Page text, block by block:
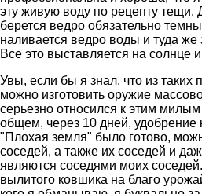
эту живую воду по рецепту тещи.
берется ведро обязательно
наливается ведро воды и туда
Все это выставляется на солнце
Увы, если бы я знал, что из таких
можно изготовить оружие
серьезно относился к этим
общем, через 10 дней,
"Плохая земля" было готово,
соседей, а также их соседей и
являются соседями моих
вылитого ковшика на благо